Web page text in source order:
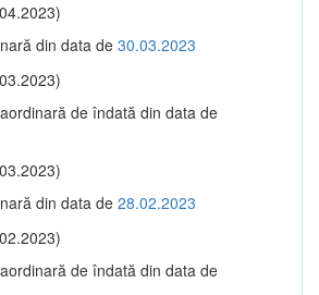
din data de 30.03.2023
de îndată din data de
din data de 28.02.2023
de îndată din data de